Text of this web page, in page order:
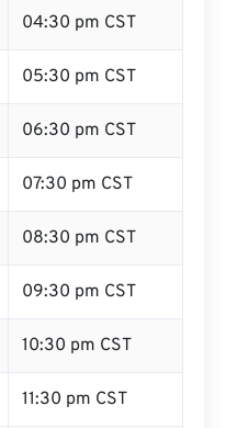
04:30 pm CST
05:30 pm CST
06:30 pm CST
07:30 pm CST
08:30 pm CST
09:30 pm CST
10:30 pm CST
11:30 pm CST